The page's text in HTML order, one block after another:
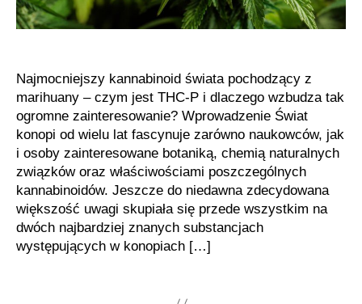
Najmocniejszy kannabinoid świata pochodzący z
marihuany – czym jest THC-P i dlaczego wzbudza tak
ogromne zainteresowanie? Wprowadzenie Świat
konopi od wielu lat fascynuje zarówno naukowców, jak
i osoby zainteresowane botaniką, chemią naturalnych
związków oraz właściwościami poszczególnych
kannabinoidów. Jeszcze do niedawna zdecydowana
większość uwagi skupiała się przede wszystkim na
dwóch najbardziej znanych substancjach
występujących w konopiach […]